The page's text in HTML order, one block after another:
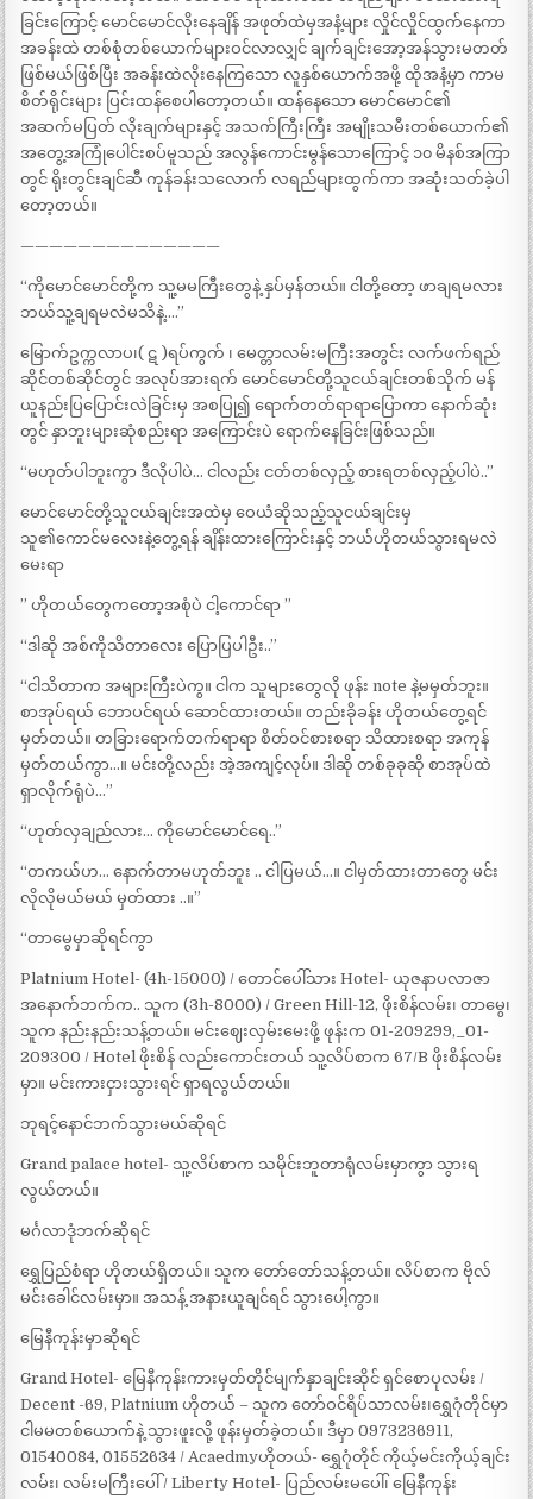
ခြင်းကြောင့် မောင်မောင်လိုးနေချိန် အဖုတ်ထဲမှအနံ့များ လှိုင်လှိုင်ထွက်နေကာ
အခန်းထဲ တစ်စုံတစ်ယောက်များဝင်လာလျှင် ချက်ချင်းအော့အန်သွားမတတ်
ဖြစ်မယ်ဖြစ်ပြီး အခန်းထဲလိုးနေကြသော လူနှစ်ယောက်အဖို့ ထိုအနံ့မှာ ကာမ
စိတ်ရိုင်းများ ပြင်းထန်စေပါတော့တယ်။ ထန်နေသော မောင်မောင်၏
အဆက်မပြတ် လိုးချက်များနှင့် အသက်ကြီးကြီး အမျိုးသမီးတစ်ယောက်၏
အတွေ့အကြုံပေါင်းစပ်မူသည် အလွန်ကောင်းမွန်သောကြောင့် ၁၀ မိနစ်အကြာ
တွင် ရိုးတွင်းချင်ဆီ ကုန်ခန်းသလောက် လရည်များထွက်ကာ အဆုံးသတ်ခဲ့ပါ
တော့တယ်။
——————————————
“ကိုမောင်မောင်တို့က သူ့မမကြီးတွေနဲ့ နှပ်မှန်တယ်။ ငါတို့တော့ ဖာချရမလား
ဘယ်သူ့ချရမလဲမသိနဲ့….”
မြောက်ဥက္ကလာပ၊( ဋ )ရပ်ကွက် ၊ မေတ္တာလမ်းမကြီးအတွင်း လက်ဖက်ရည်
ဆိုင်တစ်ဆိုင်တွင် အလုပ်အားရက် မောင်မောင်တို့သူငယ်ချင်းတစ်သိုက် မန်
ယူနည်းပြပြောင်းလဲခြင်းမှ အစပြု၍ ရောက်တတ်ရာရာပြောကာ နောက်ဆုံး
တွင် နှာဘူးများဆုံစည်းရာ အကြောင်းပဲ ရောက်နေခြင်းဖြစ်သည်။
“မဟုတ်ပါဘူးကွာ ဒီလိုပါပဲ… ငါလည်း ငတ်တစ်လှည့် စားရတစ်လှည့်ပါပဲ..”
မောင်မောင်တို့သူငယ်ချင်းအထဲမှ ဝေယံဆိုသည့်သူငယ်ချင်းမှ
သူ၏ကောင်မလေးနဲ့တွေ့ရန် ချိန်းထားကြောင်းနှင့် ဘယ်ဟိုတယ်သွားရမလဲ
မေးရာ
” ဟိုတယ်တွေကတော့အစုံပဲ ငါ့ကောင်ရာ ”
“ဒါဆို အစ်ကိုသိတာလေး ပြောပြပါဦး..”
“ငါသိတာက အများကြီးပဲကွ။ ငါက သူများတွေလို ဖုန်း note နဲ့မမှတ်ဘူး။
စာအုပ်ရယ် ဘောပင်ရယ် ဆောင်ထားတယ်။ တည်းခိုခန်း ဟိုတယ်တွေ့ရင်
မှတ်တယ်။ တခြားရောက်တက်ရာရာ စိတ်ဝင်စားစရာ သိထားစရာ အကုန်
မှတ်တယ်ကွာ…။ မင်းတို့လည်း အဲ့အကျင့်လုပ်။ ဒါဆို တစ်ခုခုဆို စာအုပ်ထဲ
ရှာလိုက်ရုံပဲ…”
“ဟုတ်လှချည်လား… ကိုမောင်မောင်ရေ..”
“တကယ်ဟ… နောက်တာမဟုတ်ဘူး .. ငါပြမယ်…။ ငါမှတ်ထားတာတွေ မင်း
လိုလိုမယ်မယ် မှတ်ထား ..။”
“တာမွေမှာဆိုရင်ကွာ
Platnium Hotel- (4h-15000) / တောင်ပေါ်သား Hotel- ယုဇနာပလာဇာ
အနောက်ဘက်က.. သူက (3h-8000) / Green Hill-12, ဖိုးစိန်လမ်း၊ တာမွေ၊
သူက နည်းနည်းသန့်တယ်။ မင်းဈေးလှမ်းမေးဖို့ ဖုန်းက 01-209299,_01-
209300 / Hotel ဖိုးစိန် လည်းကောင်းတယ် သူ့လိပ်စာက 67/B ဖိုးစိန်လမ်း
မှာ။ မင်းကားငှားသွားရင် ရှာရလွယ်တယ်။
ဘုရင့်နောင်ဘက်သွားမယ်ဆိုရင်
Grand palace hotel- သူ့လိပ်စာက သမိုင်းဘူတာရုံလမ်းမှာကွာ သွားရ
လွယ်တယ်။
မင်္ဂလာဒုံဘက်ဆိုရင်
ရွှေပြည်စံရာ ဟိုတယ်ရှိတယ်။ သူက တော်တော်သန့်တယ်။ လိပ်စာက ဗိုလ်
မင်းခေါင်လမ်းမှာ။ အသန့် အနားယူချင်ရင် သွားပေါ့ကွာ။
မြေနီကုန်းမှာဆိုရင်
Grand Hotel- မြေနီကုန်းကားမှတ်တိုင်မျက်နှာချင်းဆိုင် ရှင်စောပုလမ်း /
Decent -69, Platnium ဟိုတယ် – သူက တော်ဝင်ရိပ်သာလမ်း၊ရွှေဂုံတိုင်မှာ
ငါမမတစ်ယောက်နဲ့ သွားဖူးလို့ ဖုန်းမှတ်ခဲ့တယ်။ ဒီမှာ 0973236911,
01540084, 01552634 / Acaedmyဟိုတယ်- ရွှေဂုံတိုင် ကိုယ့်မင်းကိုယ့်ချင်း
လမ်း၊ လမ်းမကြီးပေါ် / Liberty Hotel- ပြည်လမ်းမပေါ်၊ မြေနီကုန်း